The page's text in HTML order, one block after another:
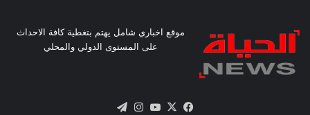
موقع اخباري شامل يهتم بتغطية كافة الاحداث
على المستوى الدولي والمحلي
فيسبوك
X يوتيوبانستقرام